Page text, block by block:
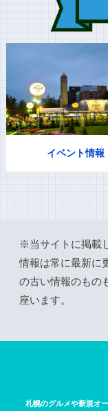
イベント情報
※当サイトに掲載
情報は常に最新に
の古い情報のもの
座います。
札幌のグルメや新規オ